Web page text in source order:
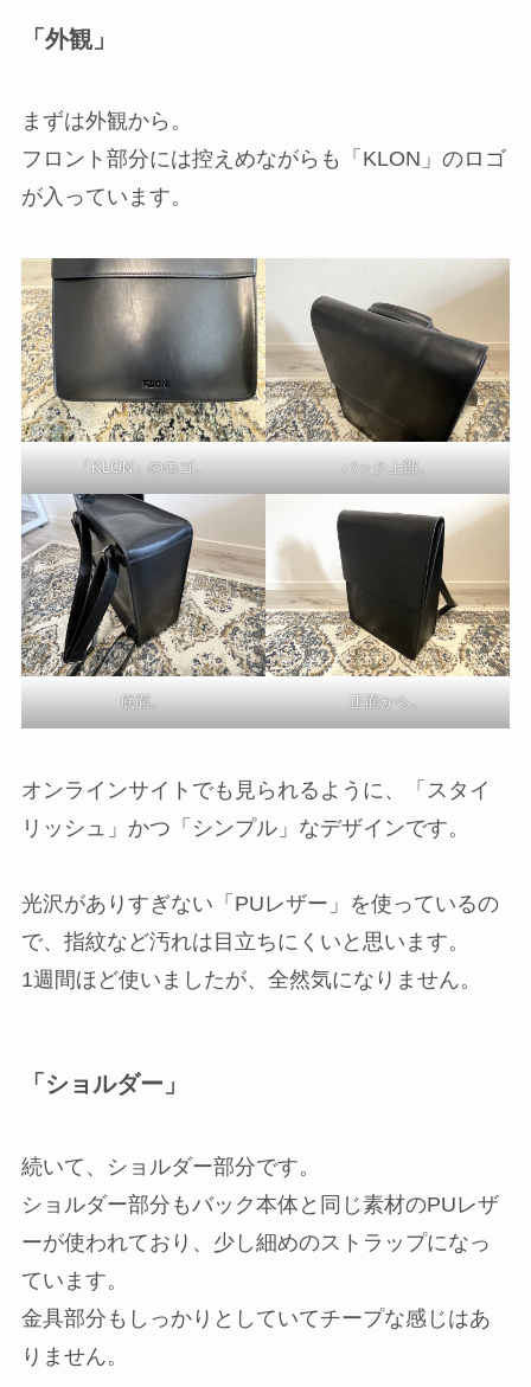
「外観」
まずは外観から。
フロント部分には控えめながらも「KLON」のロゴ
が入っています。
「KLON」のロゴ。 バック上部。
底面。 正面から。
オンラインサイトでも見られるように、「スタイ
リッシュ」かつ「シンプル」なデザインです。
光沢がありすぎない「PUレザー」を使っているの
で、指紋など汚れは目立ちにくいと思います。
1週間ほど使いましたが、全然気になりません。
「ショルダー」
続いて、ショルダー部分です。
ショルダー部分もバック本体と同じ素材のPUレザ
ーが使われており、少し細めのストラップになっ
ています。
金具部分もしっかりとしていてチープな感じはあ
りません。